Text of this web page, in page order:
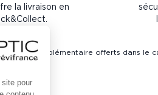
la livraison en
bonus supplémentaire offerts dans le